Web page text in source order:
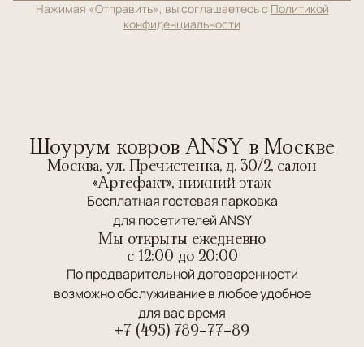
Нажимая «Отправить», вы соглашаетесь с Политикой
конфиденциальности
Шоурум ковров ANSY в Москве
Москва, ул. Пречистенка, д. 30/2, салон
«Артефакт», нижний этаж
Бесплатная гостевая парковка
для посетителей ANSY
Мы открыты ежедневно
c 12:00 до 20:00
По предварительной договоренности
возможно обслуживание в любое удобное
для вас время
+7 (495) 789-77-89